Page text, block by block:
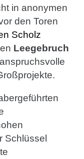
in anonymen
den Toren
Scholz
Leegebruch
Schlüssel